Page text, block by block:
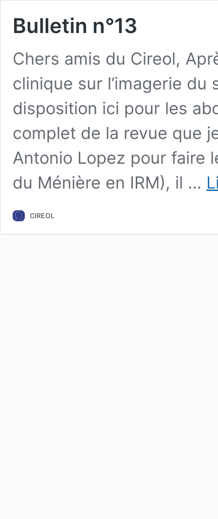
Bulletin n°13
Chers amis du Cireol,
clinique sur l’imagerie du
disposition ici pour les
complet de la revue que
Antonio Lopez pour faire
du Ménière en IRM), il …
CIREOL